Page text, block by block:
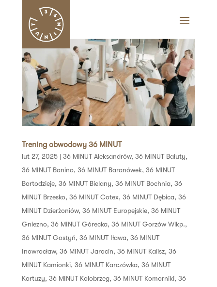
Trening obwodowy 36 MINUT
lut 27, 2025| 36 MINUT Aleksandrów, 36 MINUT Bałuty,
36 MINUT Banino, 36 MINUT Baranówek, 36 MINUT
Bartodzieje, 36 MINUT Bielany, 36 MINUT Bochnia, 36
MINUT Brzesko, 36 MINUT Cotex, 36 MINUT Dębica, 36
MINUT Dzierżoniów, 36 MINUT Europejskie, 36 MINUT
Gniezno, 36 MINUT Górecka, 36 MINUT Gorzów Wlkp.,
36 MINUT Gostyń, 36 MINUT Iława, 36 MINUT
Inowrocław, 36 MINUT Jarocin, 36 MINUT Kalisz, 36
MINUT Kamionki, 36 MINUT Karczówka, 36 MINUT
Kartuzy, 36 MINUT Kołobrzeg, 36 MINUT Komorniki, 36